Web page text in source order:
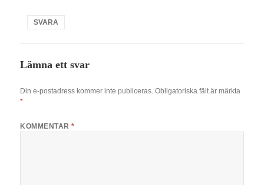
SVARA
Lämna ett svar
Din e-postadress kommer inte publiceras. Obligatoriska fält är märkta
*
KOMMENTAR*